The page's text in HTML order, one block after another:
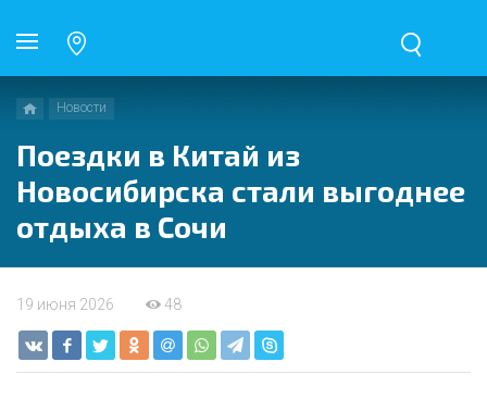
Новости
Поездки в Китай из
Новосибирска стали выгоднее
отдыха в Сочи
19 июня 2026 48